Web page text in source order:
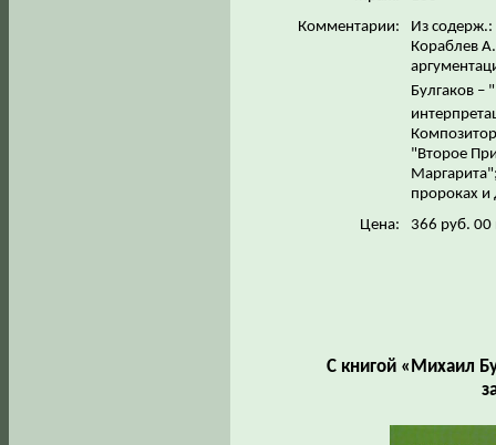
Комментарии:
Из содерж.:
Кораблев
Булгаков
"Второе
пророках
Цена:
366 руб. 00
С книгой «Михаил